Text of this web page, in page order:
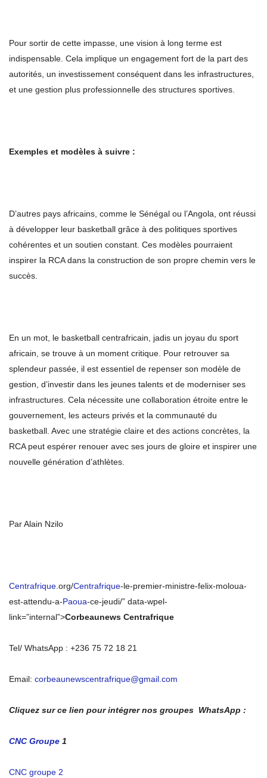
Pour sortir de cette impasse, une vision à long terme est
indispensable. Cela implique un engagement fort de la part des
autorités, un investissement conséquent dans les infrastructures,
et une gestion plus professionnelle des structures sportives.
Exemples et modèles à suivre :
D’autres pays africains, comme le Sénégal ou l’Angola, ont réussi
à développer leur basketball grâce à des politiques sportives
cohérentes et un soutien constant. Ces modèles pourraient
inspirer la RCA dans la construction de son propre chemin vers le
succès.
En un mot, le basketball centrafricain, jadis un joyau du sport
africain, se trouve à un moment critique. Pour retrouver sa
splendeur passée, il est essentiel de repenser son modèle de
gestion, d’investir dans les jeunes talents et de moderniser ses
infrastructures. Cela nécessite une collaboration étroite entre le
gouvernement, les acteurs privés et la communauté du
basketball. Avec une stratégie claire et des actions concrètes, la
RCA peut espérer renouer avec ses jours de gloire et inspirer une
nouvelle génération d’athlètes.
Par Alain Nzilo
Centrafrique.org/Centrafrique-le-premier-ministre-felix-moloua-
est-attendu-a-Paoua-ce-jeudi/” data-wpel-
link=”internal”>Corbeaunews Centrafrique
Tel/ WhatsApp : +236 75 72 18 21
Email: corbeaunewscentrafrique@gmail.com
Cliquez sur ce lien pour intégrer nos groupes WhatsApp :
CNC Groupe 1
CNC groupe 2